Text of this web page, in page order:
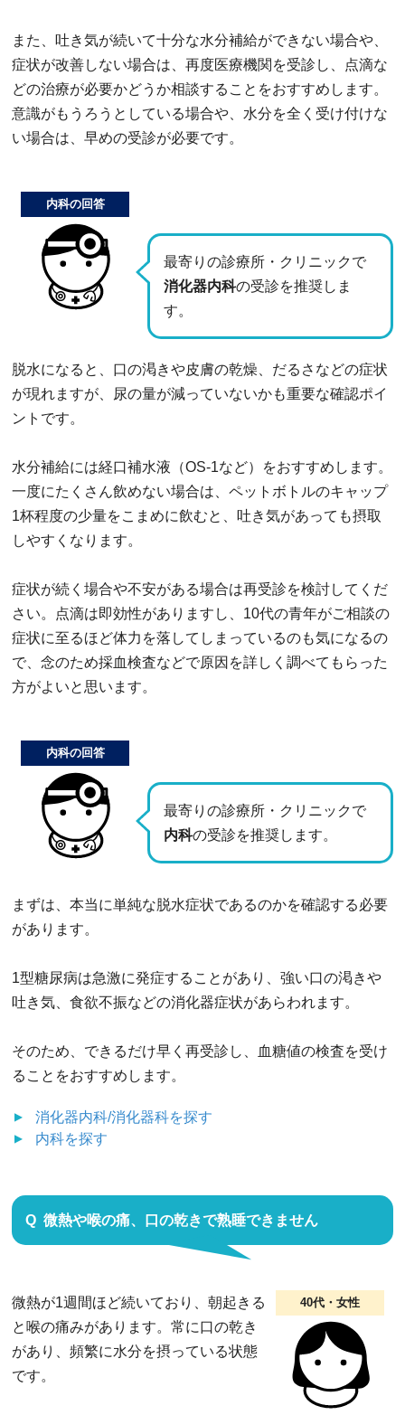
また、吐き気が続いて十分な水分補給ができない場合や、
症状が改善しない場合は、再度医療機関を受診し、点滴な
どの治療が必要かどうか相談することをおすすめします。
意識がもうろうとしている場合や、水分を全く受け付けな
い場合は、早めの受診が必要です。
最寄りの診療所・クリニックで
消化器内科の受診を推奨しま
す。
内科の回答
脱水になると、口の渇きや皮膚の乾燥、だるさなどの症状
が現れますが、尿の量が減っていないかも重要な確認ポイ
ントです。
水分補給には経口補水液（OS-1など）をおすすめします。
一度にたくさん飲めない場合は、ペットボトルのキャップ
1杯程度の少量をこまめに飲むと、吐き気があっても摂取
しやすくなります。
症状が続く場合や不安がある場合は再受診を検討してくだ
さい。点滴は即効性がありますし、10代の青年がご相談の
症状に至るほど体力を落してしまっているのも気になるの
で、念のため採血検査などで原因を詳しく調べてもらった
方がよいと思います。
最寄りの診療所・クリニックで
内科の受診を推奨します。
内科の回答
まずは、本当に単純な脱水症状であるのかを確認する必要
があります。
1型糖尿病は急激に発症することがあり、強い口の渇きや
吐き気、食欲不振などの消化器症状があらわれます。
そのため、できるだけ早く再受診し、血糖値の検査を受け
ることをおすすめします。
消化器内科/消化器科を探す
内科を探す
微熱や喉の痛、口の乾きで熟睡できません
40代・女性
微熱が1週間ほど続いており、朝起きる
と喉の痛みがあります。常に口の乾き
があり、頻繁に水分を摂っている状態
です。